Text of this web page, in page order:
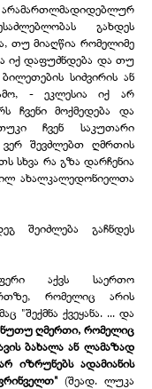
გახდეს
თუ მიაღწია რომელიმე
იქ დაფუძნდება და თუ
სიძვირის ან
-
ეკლესია იქ არ
ჩვენი მოქმედება და
ჩვენ საკუთარი
შევძლებთ ღმრთის
სხვა რა გზა დარჩენია
ახალკალედონიელთა
შეიძლება გაჩნდეს
აქვს საერთო
რომელიც არის
"შექმნა ქვეყანა. ... და
ნუთუ ღმერთი, რომელიც
ბახალა ან ლამაზად
არ იზრუნებს ადამიანის
(შეად. ლუკა